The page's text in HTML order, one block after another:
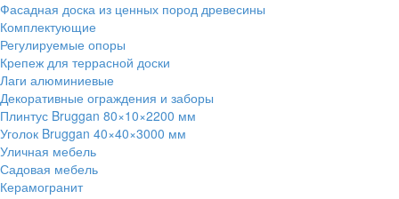
Фасадная доска из ценных пород древесины
Комплектующие
Регулируемые опоры
Крепеж для террасной доски
Лаги алюминиевые
Декоративные ограждения и заборы
Плинтус Bruggan 80×10×2200 мм
Уголок Bruggan 40×40×3000 мм
Уличная мебель
Садовая мебель
Керамогранит